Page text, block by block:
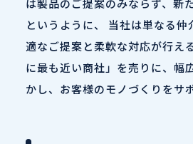
は製品のご提案のみならず、新
というように、 当社は単なる仲
適なご提案と柔軟な対応が行え
に最も近い商社」を売りに、幅
かし、お客様のモノづくりをサ